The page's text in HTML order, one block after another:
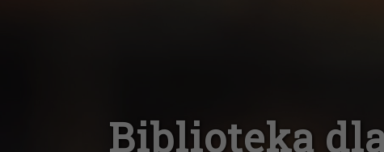
Biblioteka